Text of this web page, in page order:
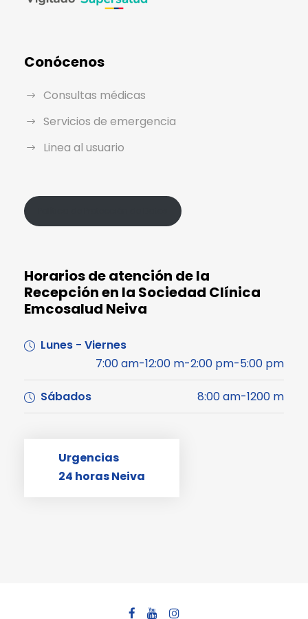
Conócenos
Consultas médicas
Servicios de emergencia
Linea al usuario
Horarios de atención de la
Recepción en la Sociedad Clínica
Emcosalud Neiva
Lunes - Viernes
7:00 am-12:00 m-2:00 pm-5:00 pm
Sábados 8:00 am-1200 m
Urgencias
24 horas Neiva